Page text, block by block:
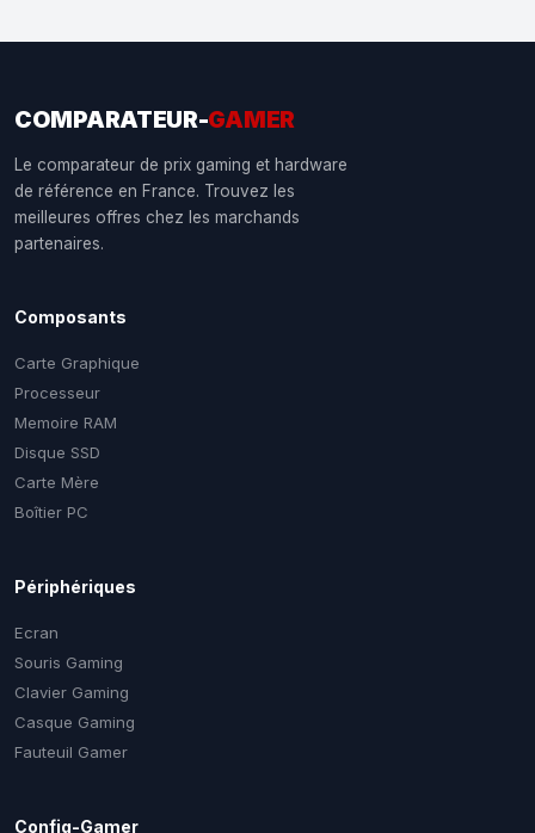
COMPARATEUR-GAMER
Le comparateur de prix gaming et hardware
de référence en France. Trouvez les
meilleures offres chez les marchands
partenaires.
Composants
Carte Graphique
Processeur
Memoire RAM
Disque SSD
Carte Mère
Boîtier PC
Périphériques
Ecran
Souris Gaming
Clavier Gaming
Casque Gaming
Fauteuil Gamer
Config-Gamer